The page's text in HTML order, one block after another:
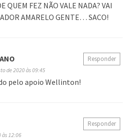
QUEM FEZ NÃO VALE NADA? VAI
AMARELO GENTE… SACO!
de 2020 às 09:45
pelo apoio Wellinton!
Responder
às 12:06
Responder